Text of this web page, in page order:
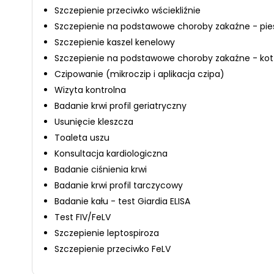
Szczepienie przeciwko wściekliźnie
Szczepienie na podstawowe choroby zakaźne -
Szczepienie kaszel kenelowy
Szczepienie na podstawowe choroby zakaźne - kot
Czipowanie (mikroczip i aplikacja czipa)
Wizyta kontrolna
Badanie krwi profil geriatryczny
Usunięcie kleszcza
Toaleta uszu
Konsultacja kardiologiczna
Badanie ciśnienia krwi
Badanie krwi profil tarczycowy
Badanie kału - test Giardia ELISA
Test FIV/FeLV
Szczepienie leptospiroza
Szczepienie przeciwko FeLV